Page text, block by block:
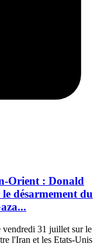
Orient : Donald
désarmement du
vendredi 31 juillet sur le
l'Iran et les Etats-Unis